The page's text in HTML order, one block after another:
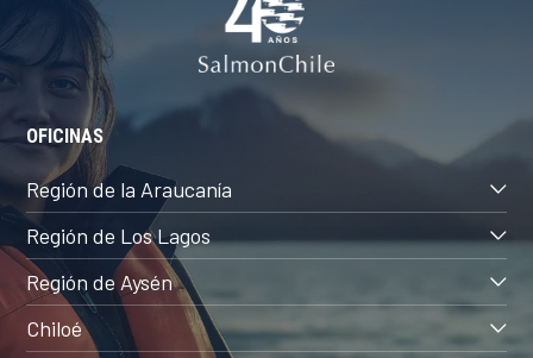
OFICINAS
Región de la Araucanía
Región de Los Lagos
Región de Aysén
Chiloé